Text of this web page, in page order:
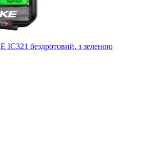
бездротовий, з зеленою